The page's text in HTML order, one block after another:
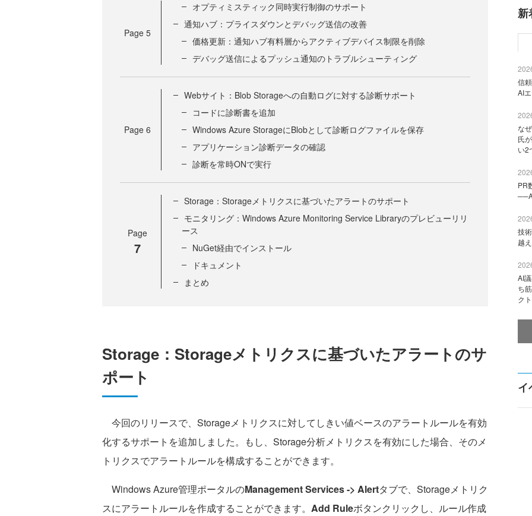
Page 5
オプティミスティック同時実行制御のサポート
通知ハブ：プライスダウンとデバッグ送信の改善
価格更新：通知ハブ有料層からアクティブデバイス制限を削除
デバッグ送信によるプッシュ通知のトラブルシューティング
Page 6
Webサイト：Blob Storageへの自動ログに対する診断サポート
コードに診断書を追加
Windows Azure StorageにBlobとして診断ログファイルを保存
アプリケーション診断データの確認
診断を常時ONで実行
Page
7
Storage：Storageメトリクスに基づいたアラートのサポート
モニタリング：Windows Azure Monitoring Service Libraryのプレビューリリ
ース
NuGet経由でインストール
ドキュメント
まとめ
Storage：Storageメトリクスに基づいたアラートのサ
ポート
今回のリリースで、Storageメトリクスに対してしきい値ベースのアラートルールを有効
化するサポートを追加しました。もし、Storage分析メトリクスを有効にした場合、そのメ
トリクスでアラートルールを構成することができます。
Windows Azure管理ポータルのManagement Services -> Alertタブで、Storageメトリク
スにアラートルールを作成することができます。 Add Ruleボタンクリックし、ルール作成
新
信
AI
な
氏
い2
PR
技
越
AI
ち
ク
イ